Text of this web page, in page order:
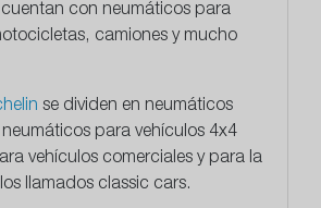
con neumáticos para
camiones y mucho
se dividen en neumáticos
para vehículos 4x4
vehículos comerciales y para la
llamados classic cars.